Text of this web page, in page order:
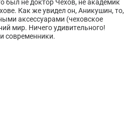
был не доктор Чехов, не академик
Как же увидел он, Аникушин, то,
аксессуарами (чеховское
мир. Ничего удивительного!
современники.